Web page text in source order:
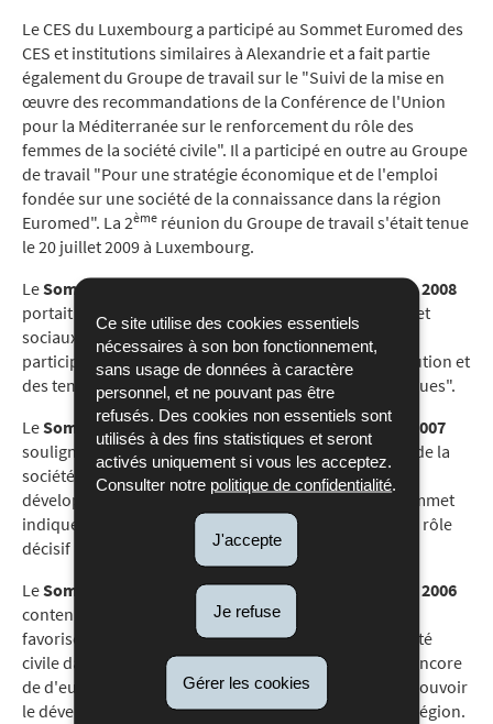
Ce site utilise des cookies essentiels
nécessaires à son bon fonctionnement,
sans usage de données à caractère
personnel, et ne pouvant pas être
refusés. Des cookies non essentiels sont
utilisés à des fins statistiques et seront
activés uniquement si vous les acceptez.
Consulter notre politique de confidentialité
J'accepte
Je refuse
Gérer les cookies
Le CES du Luxembourg a participé au Sommet Euromed des
CES et institutions similaires à Alexandrie et a fait partie
également du Groupe de travail sur le "Suivi de la mise en
œuvre des recommandations de la Conférence de l'Union
pour la Méditerranée sur le renforcement du rôle des
femmes de la société civile". Il a participé en outre au Groupe
de travail "Pour une stratégie économique et de l'emploi
fondée sur une société de la connaissance dans la région
Euromed". La 2ème réunion du Groupe de travail s'était tenue
le 20 juillet 2009 à Luxembourg.
LeSommet Euro-méditerranéen tenu à Alger en juin 2008
portait sur "La contribution des agents économiques et
sociaux au renforcement du dialogue social et la
participation de la société civile – Analyse de son évolution et
des tendances futures en termes pratiques et didactiques".
LeSommet Euro-méditerranéen tenu à Athènes en 2007
soulignait, dans ses conclusions, que la participation de la
société civile est essentielle pour atteindre un
développement territorial équilibré et durable. Le Sommet
indique que les organes consultatifs peuvent jouer un rôle
décisif au niveau, national, régional et local.
LeSommet Euro-méditerranéen tenu à Ljubljana en 2006
contenait, dans ses conclusions, un compromis pour
favoriser la création d'organes consultatifs de la société
civile dans les pays de la région qui ne disposent pas encore
de d'eux et le soutien au Projet TRESMED 3 pour promouvoir
le développement de la fonction consultative dans la région.